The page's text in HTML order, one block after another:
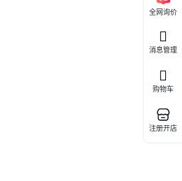
全网询价
消息管理
购物车
注册开店